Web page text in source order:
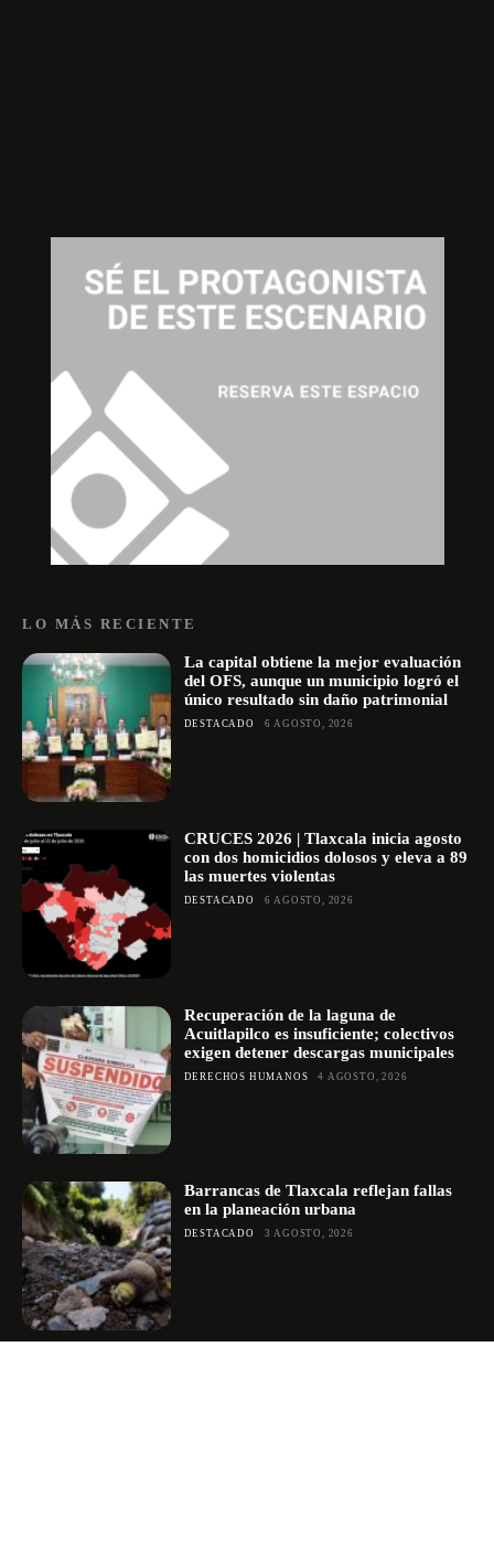
LO MÁS RECIENTE
La capital obtiene la mejor evaluación
del OFS, aunque un municipio logró el
único resultado sin daño patrimonial
DESTACADO 6 AGOSTO, 2026
CRUCES 2026 | Tlaxcala inicia agosto
con dos homicidios dolosos y eleva a 89
las muertes violentas
DESTACADO 6 AGOSTO, 2026
Recuperación de la laguna de
Acuitlapilco es insuficiente; colectivos
exigen detener descargas municipales
DERECHOS HUMANOS 4 AGOSTO, 2026
Barrancas de Tlaxcala reflejan fallas
en la planeación urbana
DESTACADO 3 AGOSTO, 2026